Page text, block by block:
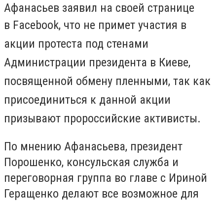
Афанасьев заявил на своей странице
в Facebook, что не примет участия в
акции протеста под стенами
Администрации президента в Киеве,
посвященной обмену пленными, так как
присоединиться к данной акции
призывают пророссийские активисты.
По мнению Афанасьева, президент
Порошенко, консульская служба и
переговорная группа во главе с Ириной
Геращенко делают все возможное для